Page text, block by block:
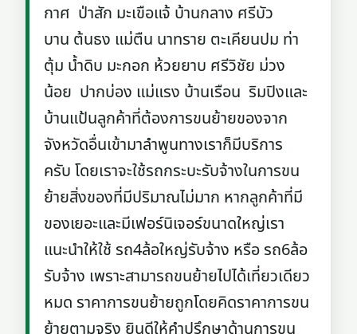
กาศ ป่าสัก มะเขือแจ้ บ้านกลาง ศรีบัว
บาน ต้นธง แม่ตืน นาทราย ตะเคียนปม ท่า
ตุ้ม น้ำดิบ มะกอก ห้วยยาบ ศรีวิชัย ม่วง
น้อย ปากบ่อง แม่แรง บ้านเรือน ริมปิงและ
บ้านแป้นลูกค้าที่ต้องการขนย้ายของจาก
จังหวัดอื่นเข้ามาลำพูนทางเราก็มีบริการ
ครับ โดยเราจะใช้รถกระบะรับจ้างในการขน
ย้ายสิ่งของที่มีปริมาณไม่มาก หากลูกค้าที่มี
ของเยอะและมีเฟอร์นิเจอร์ขนาดใหญ่เรา
แนะนำให้ใช้ รถ4ล้อใหญ่รับจ้าง หรือ รถ6ล้อ
รับจ้าง เพราะสามารถขนย้ายไปได้เที่ยวเดียว
หมด ราคาการขนย้ายถูกโดยคิดราคาการขน
ย้ายตามจริง ยินดีให้คำปรึกษาด้านการขน